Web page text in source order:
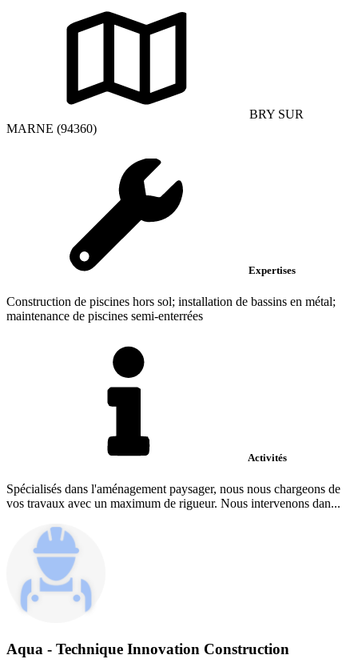
BRY SUR
MARNE (94360)
Expertises
Construction de piscines hors sol; installation de bassins en métal;
maintenance de piscines semi-enterrées
Activités
Spécialisés dans l'aménagement paysager, nous nous chargeons de
vos travaux avec un maximum de rigueur. Nous intervenons dan...
Aqua - Technique Innovation Construction